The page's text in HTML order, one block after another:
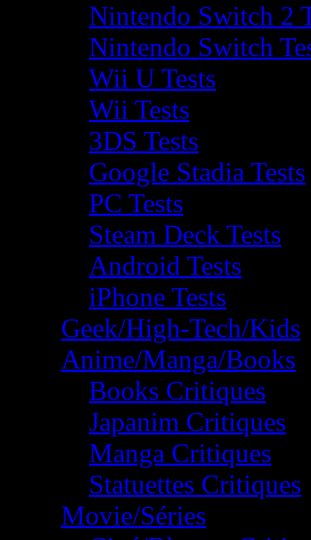
Nintendo Switch 2
Nintendo Switch
Wii U Tests
Wii Tests
3DS Tests
Google Stadia Tests
PC Tests
Steam Deck Tests
Android Tests
iPhone Tests
Geek/High-Tech/Kids
Anime/Manga/Books
Books Critiques
Japanim Critiques
Manga Critiques
Statuettes Critiques
Movie/Séries